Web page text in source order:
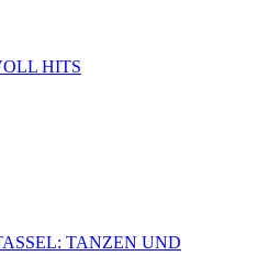
HITS
TANZEN UND